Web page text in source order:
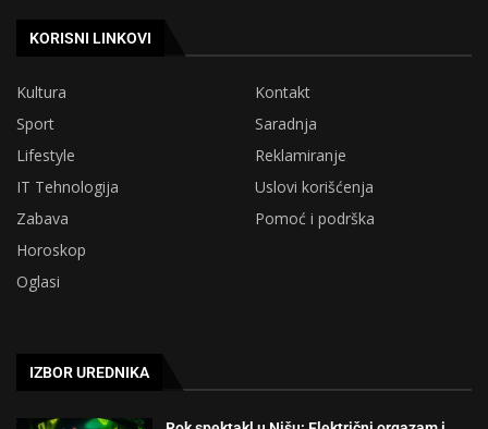
KORISNI LINKOVI
Kultura
Kontakt
Sport
Saradnja
Lifestyle
Reklamiranje
IT Tehnologija
Uslovi korišćenja
Zabava
Pomoć i podrška
Horoskop
Oglasi
IZBOR UREDNIKA